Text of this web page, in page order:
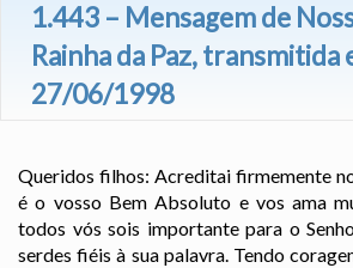
1.443 – Mensagem de
Rainha da Paz, transmitida
27/06/1998
Queridos filhos: Acreditai firmemente
é o vosso Bem Absoluto e vos ama
todos vós sois importante para o
serdes fiéis à sua palavra. Tendo